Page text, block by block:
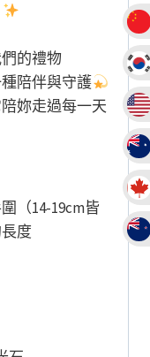
的禮物
陪伴與守護
妳走過每一天
（14-19cm皆
度